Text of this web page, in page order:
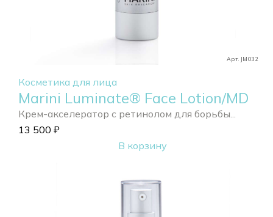
Арт. JM032
Косметика для лица
Marini Luminate® Face Lotion/MD
Крем-акселератор с ретинолом для борьбы...
13 500 ₽
В корзину